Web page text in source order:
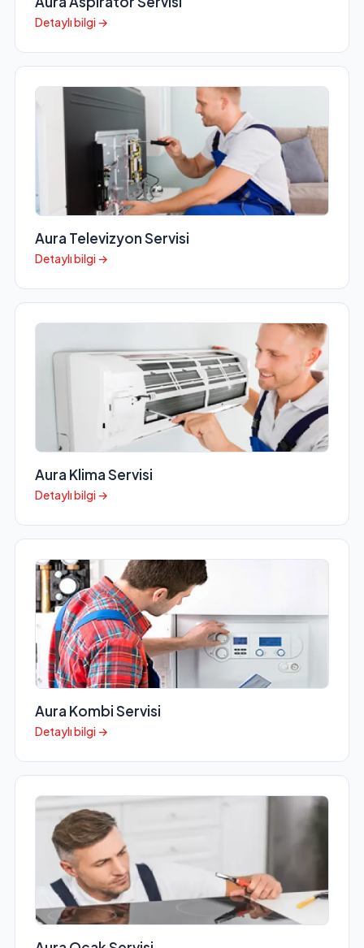
Detaylı bilgi →
Aura Televizyon Servisi
Detaylı bilgi →
Aura Klima Servisi
Detaylı bilgi →
Aura Kombi Servisi
Detaylı bilgi →